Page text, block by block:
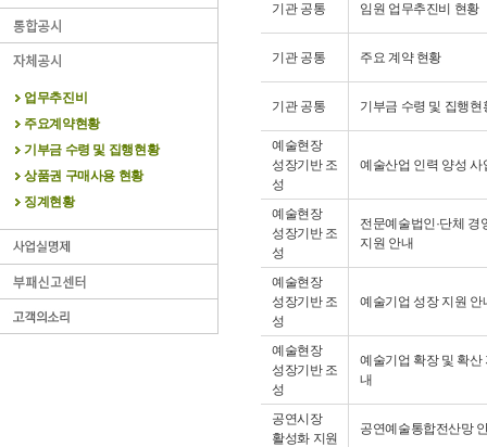
업무추진비
주요계약현황
기부금 수령 및 집행현황
상품권 구매사용 현황
징계현황
기관 공통 임원 업무추진비 현황
기관 공통 주요 계약 현황
기관 공통 기부금 수령 및 집행현
예술현장
성장기반 조
성
예술산업 인력 양성 사
예술현장
성장기반 조
성
전문예술법인·단체 경
지원 안내
예술현장
성장기반 조
성
예술기업 성장 지원 안
예술현장
성장기반 조
성
예술기업 확장 및 확산
내
공연시장
활성화 지원
공연예술통합전산망